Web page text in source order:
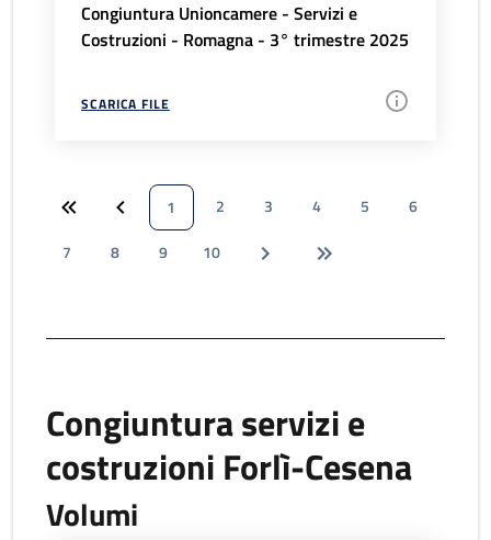
Congiuntura Unioncamere - Servizi e
Costruzioni - Romagna - 3° trimestre 2025
SCARICA FILE
1 2 3 4 5
6
7
8 9 10
Congiuntura servizi e
costruzioni Forlì-Cesena
Volumi